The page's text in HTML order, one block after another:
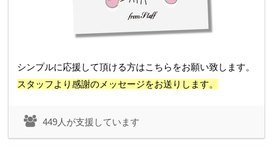
シンプルに応援して頂ける方はこちらをお願い致します。
スタッフより感謝のメッセージをお送りします。
449人が支援しています